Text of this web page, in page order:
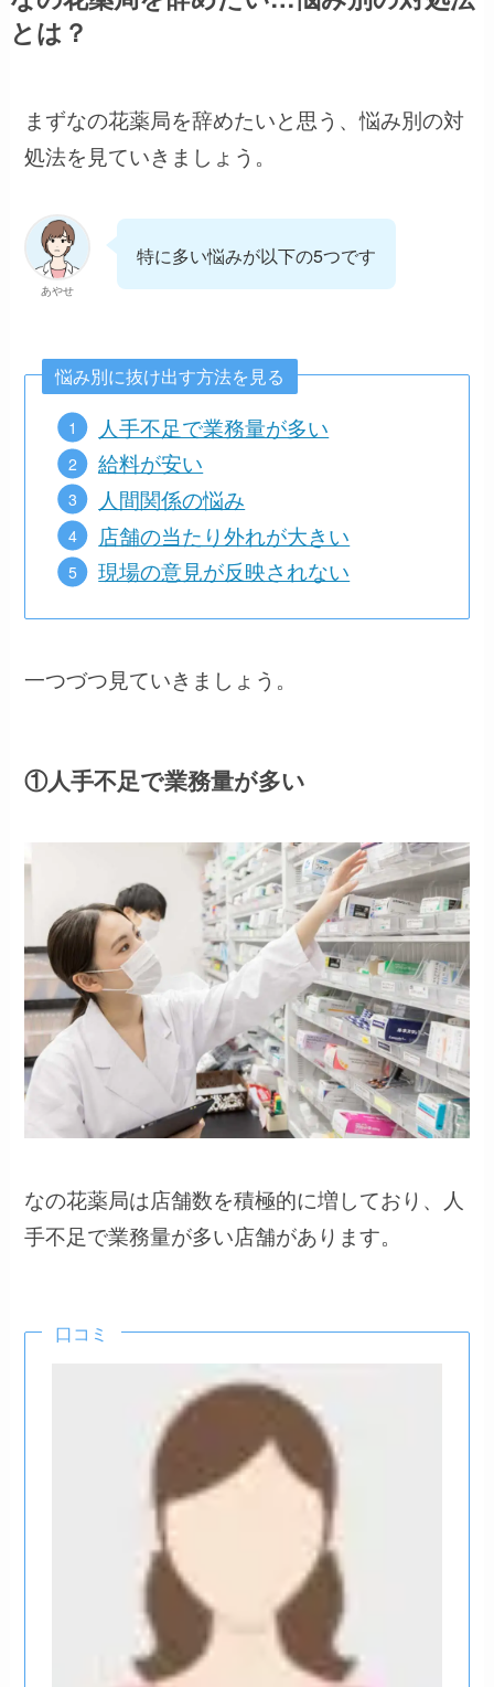
とは？
まずなの花薬局を辞めたいと思う、悩み別の対
処法を見ていきましょう。
あやせ
特に多い悩みが以下の5つです
悩み別に抜け出す方法を見る
人手不足で業務量が多い
給料が安い
人間関係の悩み
店舗の当たり外れが大きい
現場の意見が反映されない
一つづつ見ていきましょう。
①人手不足で業務量が多い
なの花薬局は店舗数を積極的に増しており、人
手不足で業務量が多い店舗があります。
口コミ